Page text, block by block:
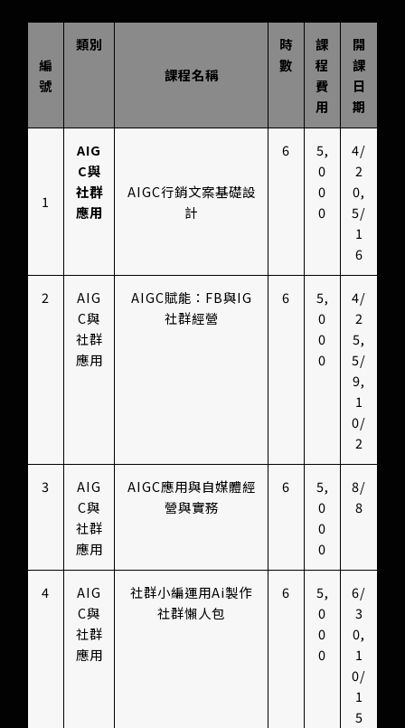
編
號
類別
課程名稱
時
數
課
程
費
用
開
課
日
期
1
AIG
C與
社群
應用
AIGC行銷文案基礎設
計
6
5,
0
0
0
4/
2
0,
5/
1
6
2
AIG
C與
社群
應用
AIGC賦能：FB與IG
社群經營
6
5,
0
0
0
4/
2
5,
5/
9,
1
0/
2
3
AIG
C與
社群
應用
AIGC應用與自媒體經
營與實務
6
5,
0
0
0
8/
8
4
AIG
C與
社群
應用
社群小編運用Ai製作
社群懶人包
6
5,
0
0
0
6/
3
0,
1
0/
1
5